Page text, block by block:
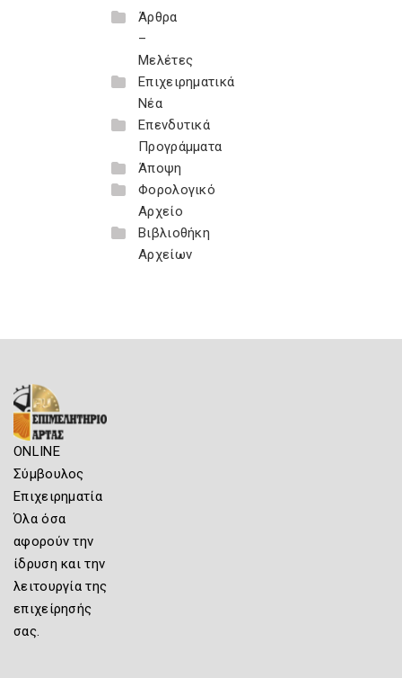
Άρθρα
–
Μελέτες
Επιχειρηματικά
Νέα
Επενδυτικά
Προγράμματα
Άποψη
Φορολογικό
Αρχείο
Βιβλιοθήκη
Αρχείων
ONLINE
Σύμβουλος
Επιχειρηματία
Όλα όσα
αφορούν την
ίδρυση και την
λειτουργία της
επιχείρησής
σας.